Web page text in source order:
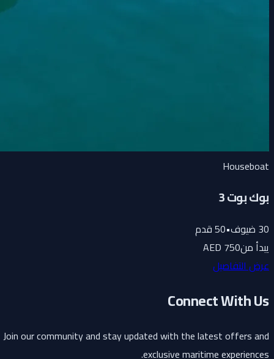
Houseboat
بوك بوت 3
30ضيوف•
50قدم
يبدأ من750 AED
عرض التفاصيل
Connect With Us
Join our community and stay updated with the latest offers and
exclusive maritime experiences.